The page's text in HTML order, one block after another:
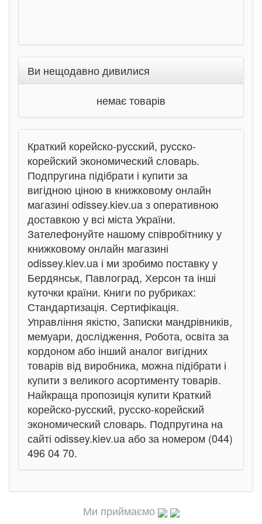
Ви нещодавно дивилися
немає товарів
Краткий корейско-русский, русско-
корейский экономический словарь.
Подпругина підібрати і купити за
вигідною ціною в книжковому онлайн
магазині odissey.kiev.ua з оперативною
доставкою у всі міста України.
Зателефонуйте нашому співробітнику у
книжковому онлайн магазині
odissey.kiev.ua і ми зробимо поставку у
Бердянськ, Павлоград, Херсон та інші
куточки країни. Книги по рубриках:
Стандартизація. Сертифікація.
Управління якістю, Записки мандрівників,
мемуари, дослідження, Робота, освіта за
кордоном або інший аналог вигідних
товарів від виробника, можна підібрати і
купити з великого асортименту товарів.
Найкраща пропозиція купити Краткий
корейско-русский, русско-корейский
экономический словарь. Подпругина на
сайті odissey.kiev.ua або за номером (044)
496 04 70.
Ми приймаємо